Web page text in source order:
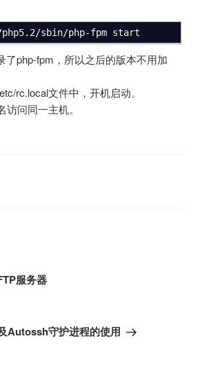
php5.2/sbin/php-fpm start
了php-fpm，所以之后的版本不用加
rc.local文件中，开机启动。
问同一主机。
服务器
Autossh守护进程的使用